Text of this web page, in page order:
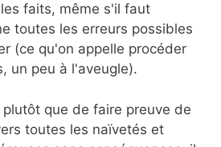
faits, même s'il faut
toutes les erreurs possibles
(ce qu'on appelle procéder
un peu à l'aveugle).
que de faire preuve de
toutes les naïvetés et